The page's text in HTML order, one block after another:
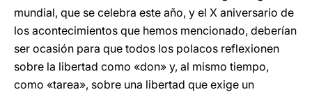
mundial, que se celebra este año, y el X aniversario de
los acontecimientos que hemos mencionado, deberían
ser ocasión para que todos los polacos reflexionen
sobre la libertad como «don» y, al mismo tiempo,
como «tarea», sobre una libertad que exige un